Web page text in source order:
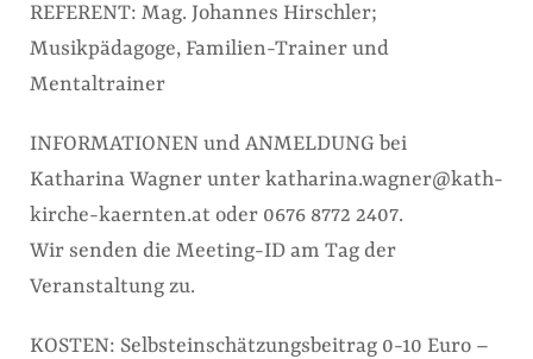
REFERENT: Mag. Johannes Hirschler;
Musikpädagoge, Familien-Trainer und
Mentaltrainer
INFORMATIONEN und ANMELDUNG bei
Katharina Wagner unter katharina.wagner@kath-
kirche-kaernten.at oder 0676 8772 2407.
Wir senden die Meeting-ID am Tag der
Veranstaltung zu.
KOSTEN: Selbsteinschätzungsbeitrag 0-10 Euro –